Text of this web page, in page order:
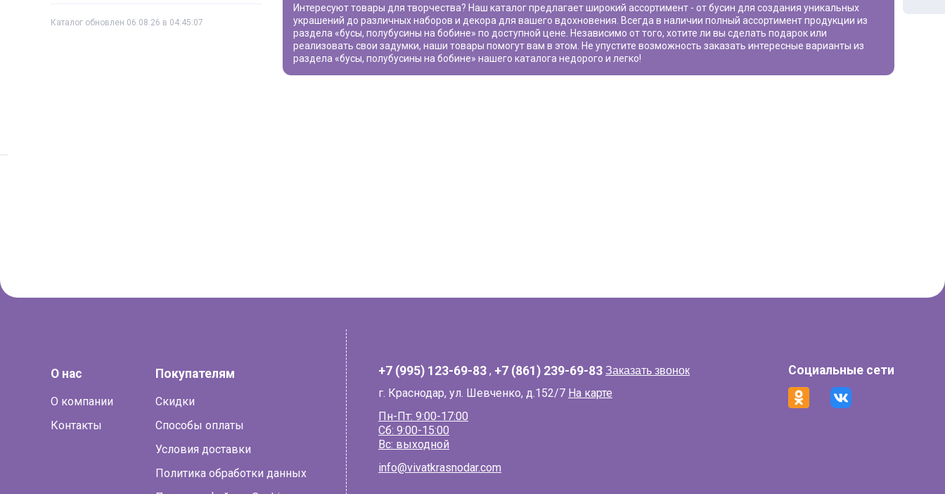
Каталог обновлен 06.08.26 в 04:45:07
Интересуют товары для творчества? Наш каталог предлагает широкий ассортимент - от бусин для создания уникальных
украшений до различных наборов и декора для вашего вдохновения. Всегда в наличии полный ассортимент продукции из
раздела «бусы, полубусины на бобине» по доступной цене. Независимо от того, хотите ли вы сделать подарок или
реализовать свои задумки, наши товары помогут вам в этом. Не упустите возможность заказать интересные варианты из
раздела «бусы, полубусины на бобине» нашего каталога недорого и легко!
О нас
О компании
Контакты
Покупателям
Скидки
Способы оплаты
Условия доставки
Политика обработки данных
+7 (995) 123-69-83 , +7 (861) 239-69-83 Заказать звонок
г. Краснодар, ул. Шевченко, д.152/7 На карте
Пн-Пт: 9:00-17:00
Сб: 9:00-15:00
Вс: выходной
info@vivatkrasnodar.com
Социальные сети